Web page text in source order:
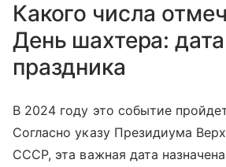
Какого числа
День шахтера: дата
праздника
В 2024 году это событие
Согласно указу Президиума
СССР, эта важная дата